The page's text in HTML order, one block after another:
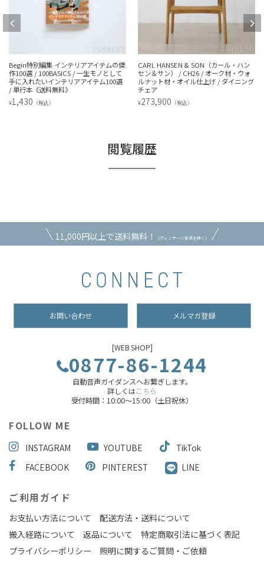
Begin特別編集 インテリアアイテムの傑
作100選 / 100BASICS / 一生モノとして
手に入れたいインテリアアイテム100選
/ 単行本《送料無料》
¥1,430 （税込）
CARL HANSEN & SON（カール・ハン
セン＆サン） / CH26 / オーク材・ウォ
ルナット材・オイル仕上げ / ダイニング
チェア
¥273,900 （税込）
閲覧履歴
11,000円以上で送料無料！ （ヴィンテージ家具を除く）
お問い合わせ メルマガ登録
[WEB SHOP]
0877-86-1244
自動音声ガイダンスへお繋ぎします。
詳しくはこちら
受付時間：10:00～15:00（土日祝休）
FOLLOW ME
INSTAGRAM YOUTUBE
TikTok
FACEBOOK
PINTEREST LINE
ご利用ガイド
お支払い方法について
配送方法・送料について
搬入経路について
返品について
特定商取引法に基づく表記
プライバシーポリシー
照明に関するご質問・ご依頼